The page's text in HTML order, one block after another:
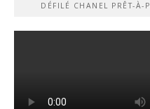
DÉFILÉ CHANEL PRÊT-À-